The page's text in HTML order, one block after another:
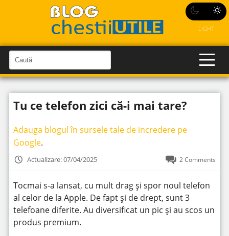
LIGHT
a
u
t
n
C
a
u
î
n
t
Tu ce telefon zici că-i mai tare?
Adauga blogul în sursele tale de incredere pe
Google.
Actualizare: 07/04/2025 2 Comments
Tocmai s-a lansat, cu mult drag și spor noul telefon
al celor de la Apple. De fapt și de drept, sunt 3
telefoane diferite. Au diversificat un pic și au scos un
produs premium.